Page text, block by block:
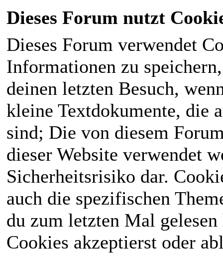
Dieses Forum nutzt
Dieses Forum verwendet
Informationen zu
deinen letzten Besuch,
kleine Textdokumente, die
sind; Die von diesem
dieser Website verwendet
Sicherheitsrisiko dar.
auch die spezifischen
du zum letzten Mal
Cookies akzeptierst oder